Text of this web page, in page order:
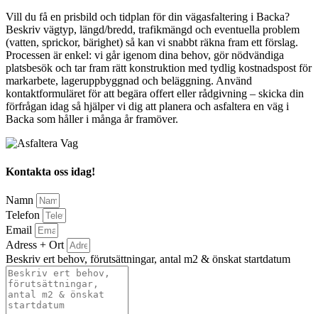
Vill du få en prisbild och tidplan för din vägasfaltering i Backa?
Beskriv vägtyp, längd/bredd, trafikmängd och eventuella problem
(vatten, sprickor, bärighet) så kan vi snabbt räkna fram ett förslag.
Processen är enkel: vi går igenom dina behov, gör nödvändiga
platsbesök och tar fram rätt konstruktion med tydlig kostnadspost för
markarbete, lageruppbyggnad och beläggning. Använd
kontaktformuläret för att begära offert eller rådgivning – skicka din
förfrågan idag så hjälper vi dig att planera och asfaltera en väg i
Backa som håller i många år framöver.
Kontakta oss idag!
Namn
Telefon
Email
Adress + Ort
Beskriv ert behov, förutsättningar, antal m2 & önskat startdatum